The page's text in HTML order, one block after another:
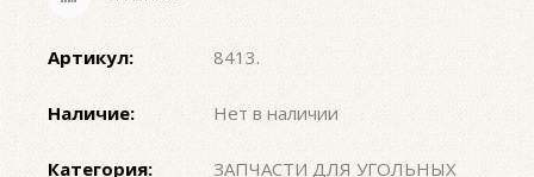
Артикул: 8413.
Наличие: Нет в наличии
Категория:
ЗАПЧАСТИ ДЛЯ УГОЛЬНЫХ